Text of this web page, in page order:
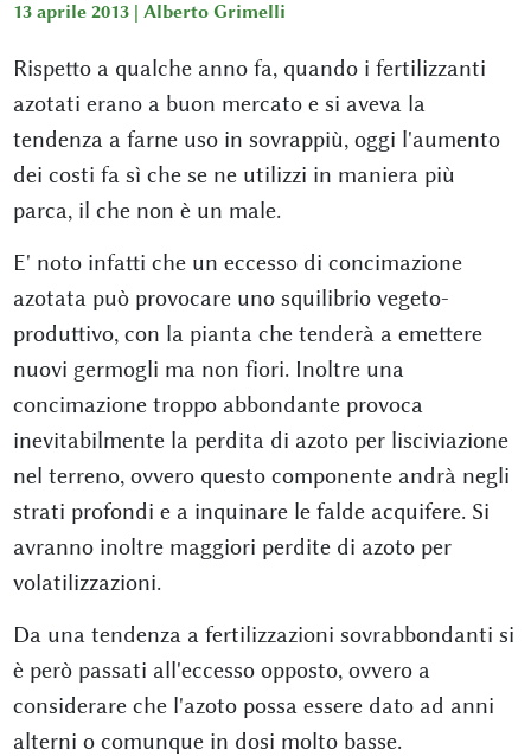
13 aprile 2013 | Alberto Grimelli
Rispetto a qualche anno fa, quando i fertilizzanti
azotati erano a buon mercato e si aveva la
tendenza a farne uso in sovrappiù, oggi l'aumento
dei costi fa sì che se ne utilizzi in maniera più
parca, il che non è un male.
E' noto infatti che un eccesso di concimazione
azotata può provocare uno squilibrio vegeto-
produttivo, con la pianta che tenderà a emettere
nuovi germogli ma non fiori. Inoltre una
concimazione troppo abbondante provoca
inevitabilmente la perdita di azoto per lisciviazione
nel terreno, ovvero questo componente andrà negli
strati profondi e a inquinare le falde acquifere. Si
avranno inoltre maggiori perdite di azoto per
volatilizzazioni.
Da una tendenza a fertilizzazioni sovrabbondanti si
è però passati all'eccesso opposto, ovvero a
considerare che l'azoto possa essere dato ad anni
alterni o comunque in dosi molto basse.